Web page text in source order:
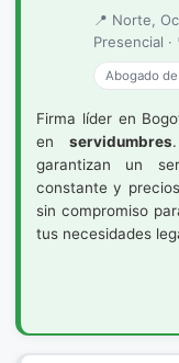
📍 Norte,
Presencial ·
Abogado
Firma líder en
en servidumbres
garantizan un
constante y
sin compromiso
tus necesidades